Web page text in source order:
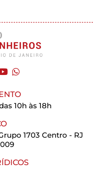
10h às 18h
1703 Centro - RJ